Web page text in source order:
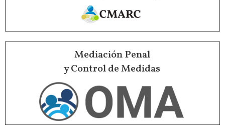
Mediación Penal
y Control de Medidas